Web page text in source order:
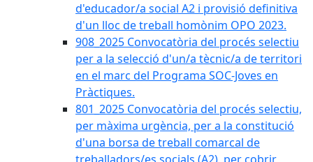
d'educador/a social A2 i provisió definitiva
d'un lloc de treball homònim OPO 2023.
908_2025 Convocatòria del procés selectiu
per a la selecció d'un/a tècnic/a de territori
en el marc del Programa SOC-Joves en
Pràctiques.
801_2025 Convocatòria del procés selectiu,
per màxima urgència, per a la constitució
d'una borsa de treball comarcal de